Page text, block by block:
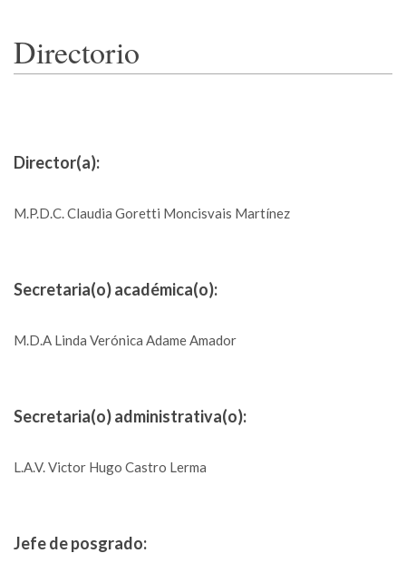
Directorio
Director(a):
M.P.D.C. Claudia Goretti Moncisvais Martínez
Secretaria(o) académica(o):
M.D.A Linda Verónica Adame Amador
Secretaria(o) administrativa(o):
L.A.V. Victor Hugo Castro Lerma
Jefe de posgrado: